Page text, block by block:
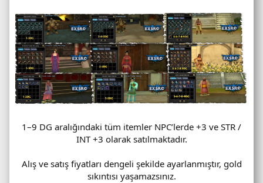
1–9 DG aralığındaki tüm itemler NPC’lerde +3 ve STR /
INT +3 olarak satılmaktadır.
Alış ve satış fiyatları dengeli şekilde ayarlanmıştır, gold
sıkıntısı yaşamazsınız.